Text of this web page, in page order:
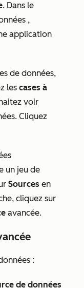
. Dans le
,
application
de données,
les cases à
voir
Cliquez
un jeu de
Sources en
cliquez sur
avancée.
:
de données